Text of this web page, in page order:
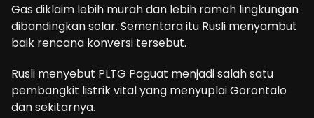
Gas diklaim lebih murah dan lebih ramah lingkungan
dibandingkan solar. Sementara itu Rusli menyambut
baik rencana konversi tersebut.
Rusli menyebut PLTG Paguat menjadi salah satu
pembangkit listrik vital yang menyuplai Gorontalo
dan sekitarnya.